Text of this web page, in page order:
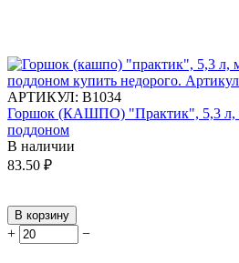
АРТИКУЛ: В1034
Горшок (КАШПО) "Практик", 5,3 л,
поддоном
В наличии
83.50 ₽
В корзину
+ −